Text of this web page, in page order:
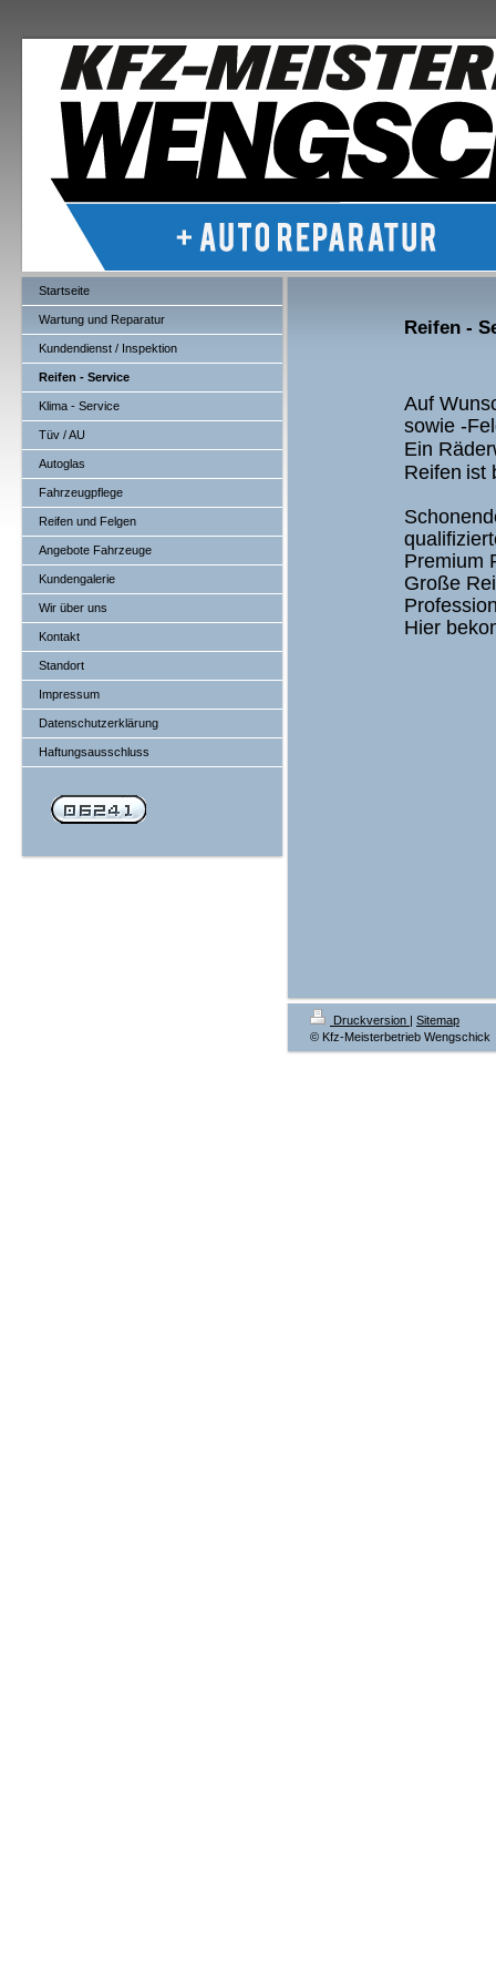
Startseite
Wartung und Reparatur
Kundendienst / Inspektion
Reifen - Service
Klima - Service
Tüv / AU
Autoglas
Fahrzeugpflege
Reifen und Felgen
Angebote Fahrzeuge
Kundengalerie
Wir über uns
Kontakt
Standort
Impressum
Datenschutzerklärung
Haftungsausschluss
Reifen -
Auf
sowie -
Ein
Reifen ist
Premium
Große
Hier
Druckversion | Sitemap
© Kfz-Meisterbetrieb Wengschick